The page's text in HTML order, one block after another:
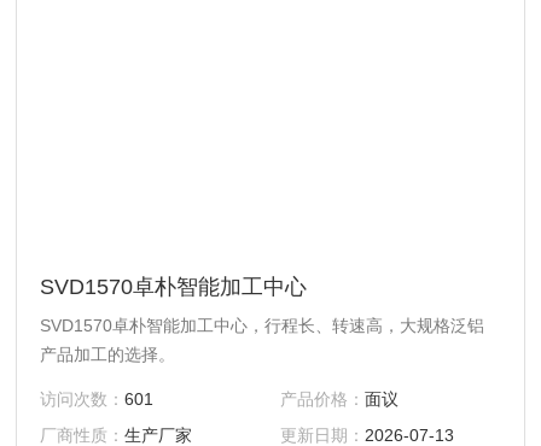
SVD1570卓朴智能加工中心
SVD1570卓朴智能加工中心，行程长、转速高，大规格泛铝
产品加工的选择。
访问次数：601 产品价格： 面议
厂商性质：生产厂家 更新日期： 2026-07-13